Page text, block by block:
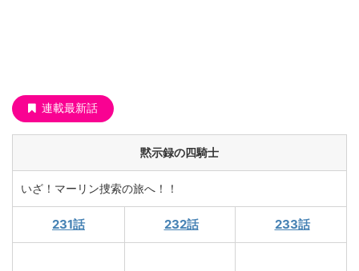
連載最新話
黙示録の四騎士
いざ！マーリン捜索の旅へ！！
231話 232話 233話